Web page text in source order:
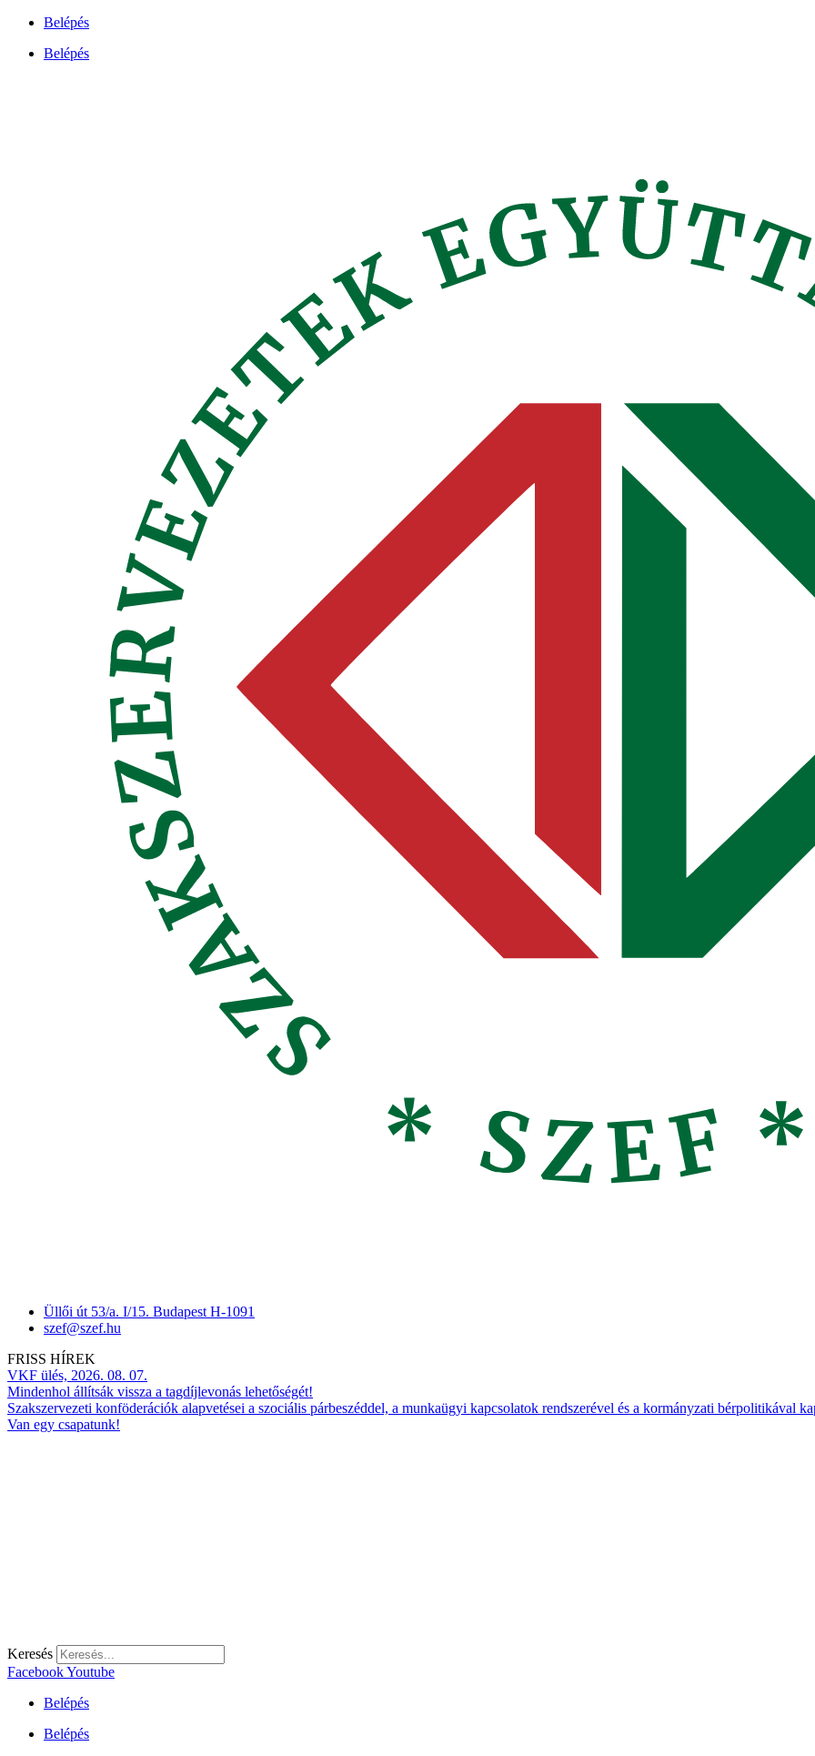
Ugrás
tartalomhoz
Belépés
Belépés
Üllői út 53/a. I/15. Budapest H-1091
szef@szef.hu
FRISS HÍREK
VKF ülés, 2026. 08. 07.
Mindenhol állítsák vissza a tagdíjlevonás lehetőségét!
Szakszervezeti konföderációk alapvetései a szociális párbeszéddel, a munkaügyi kapcsolatok rendszerével és a kormányzati bérpolitikával
Van egy csapatunk!
Keresés
FacebookYoutube
Belépés
Belépés